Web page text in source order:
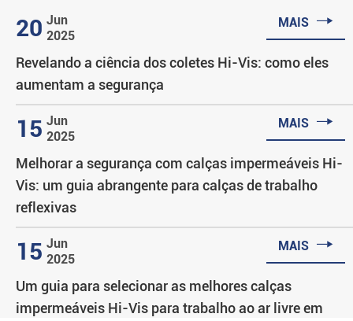
20 Jun
2025
MAIS 
Revelando a ciência dos coletes Hi-Vis: como eles
aumentam a segurança
15 Jun
2025
MAIS 
Melhorar a segurança com calças impermeáveis Hi-
Vis: um guia abrangente para calças de trabalho
reflexivas
15 Jun
2025
MAIS 
Um guia para selecionar as melhores calças
impermeáveis Hi-Vis para trabalho ao ar livre em